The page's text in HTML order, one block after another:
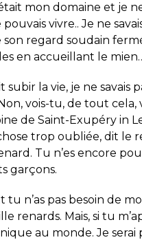
mon domaine et je
vivre.. Je ne
regard soudain
en accueillant le
subir la vie, je ne savais
vois-tu, de tout cela,
de Saint-Exupéry in
trop oubliée, dit le
Tu n’es encore
garçons.
tu n’as pas besoin de
renards. Mais, si tu
au monde. Je